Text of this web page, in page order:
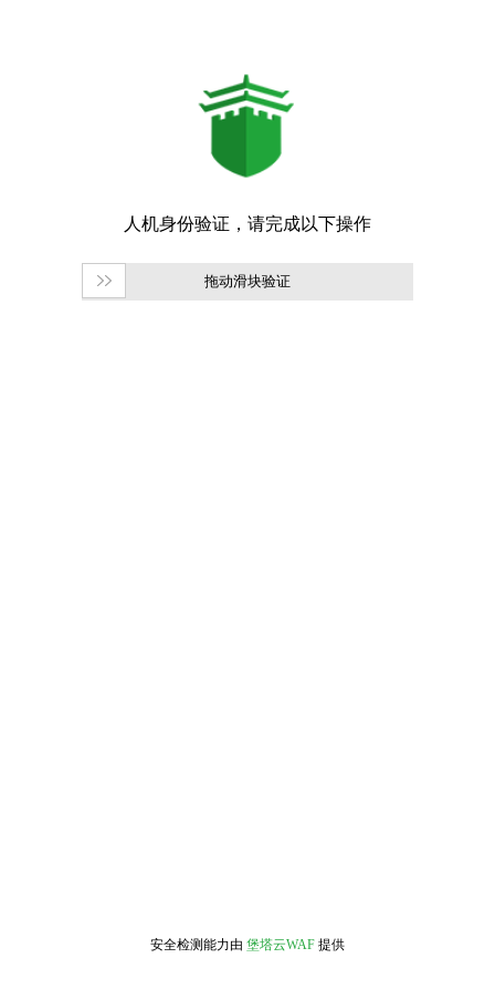
拖动滑块验证
安全检测能力由 堡塔云WAF 提供